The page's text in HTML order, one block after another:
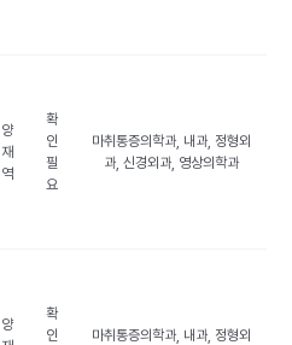
양
재
역
확
인
필
요
마취통증의학과, 내과, 정형외
과, 신경외과, 영상의학과
양
확
인
마취통증의학과, 내과, 정형외